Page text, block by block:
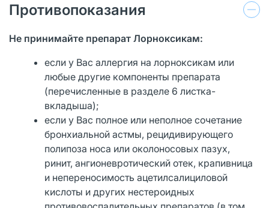
Противопоказания
Не принимайте препарат Лорноксикам:
если у Вас аллергия на лорноксикам или
любые другие компоненты препарата
(перечисленные в разделе 6 листка-
вкладыша);
если у Вас полное или неполное сочетание
бронхиальной астмы, рецидивирующего
полипоза носа или околоносовых пазух,
ринит, ангионевротический отек, крапивница
и непереносимость ацетилсалициловой
кислоты и других нестероидных